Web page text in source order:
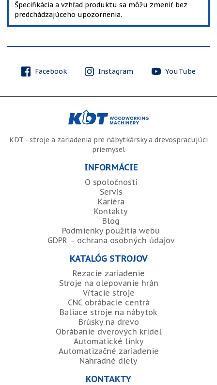
Špecifikácia a vzhľad produktu sa môžu zmeniť bez
predchádzajúceho upozornenia.
Facebook Instagram YouTube
KDT - stroje a zariadenia pre nábytkársky a drevospracujúci
priemysel
INFORMÁCIE
O spoločnosti
Servis
Kariéra
Kontakty
Blog
Podmienky použitia webu
GDPR – ochrana osobných údajov
KATALÓG STROJOV
Rezacie zariadenie
Stroje na olepovanie hrán
Vŕtacie stroje
CNC obrábacie centrá
Baliace stroje na nábytok
Brúsky na drevo
Obrábanie dverových krídel
Automatické linky
Automatizačné zariadenie
Náhradné diely
KONTAKTY